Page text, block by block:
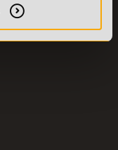
Motivationstrainer